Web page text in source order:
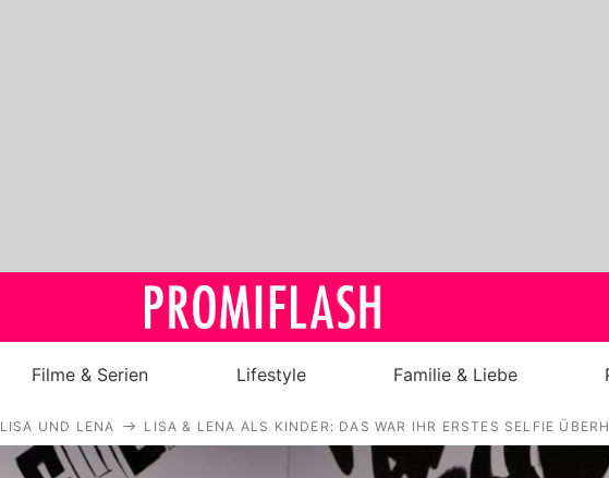
Royals
Filme & Serien Lifestyle Familie & Liebe
LISA UND LENA LISA & LENA ALS KINDER: DAS WAR IHR ERSTES SELFIE